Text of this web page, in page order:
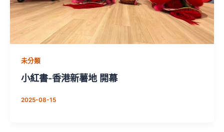
未分類
小紅書-香港新薯地 開幕
2025-08-15